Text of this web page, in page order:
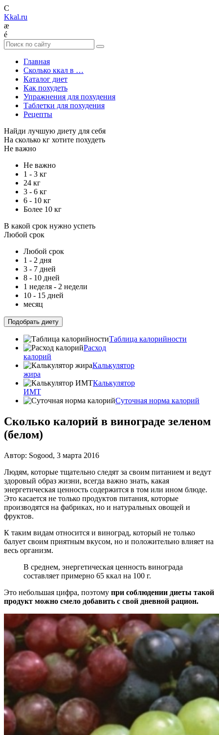
C
Kkal.ru
æ
é
Главная
Сколько ккал в …
Каталог диет
Как похудеть
Упражнения для похудения
Таблетки для похудения
Рецепты
Найди лучшую диету для себя
На сколько кг хотите похудеть
Не важно
Не важно
1 - 3 кг
24 кг
3 - 6 кг
6 - 10 кг
Более 10 кг
В какой срок нужно успеть
Любой срок
Любой срок
1 - 2 дня
3 - 7 дней
8 - 10 дней
1 неделя - 2 недели
10 - 15 дней
месяц
Подобрать диету
Таблица калорийности
Расход
калорий
Калькулятор
жира
Калькулятор
ИМТ
Суточная норма калорий
Сколько калорий в винограде зеленом
(белом)
Автор: Sogood, 3 марта 2016
Людям, которые тщательно следят за своим питанием и ведут
здоровый образ жизни, всегда важно знать, какая
энергетическая ценность содержится в том или ином блюде.
Это касается не только продуктов питания, которые
производятся на фабриках, но и натуральных овощей и
фруктов.
К таким видам относится и виноград, который не только
балует своим приятным вкусом, но и положительно влияет на
весь организм.
В среднем, энергетическая ценность винограда
составляет примерно 65 ккал на 100 г.
Это небольшая цифра, поэтому при соблюдении диеты такой
продукт можно смело добавить с свой дневной рацион.